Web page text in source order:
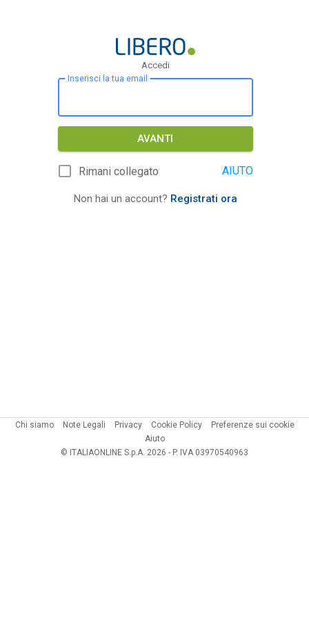
Accedi
Inserisci la tua email
AVANTI
Rimani collegato AIUTO
Non hai un account? Registrati ora
Chi siamo Note Legali Privacy Cookie Policy
Preferenze sui cookie
Aiuto
© ITALIAONLINE S.p.A. 2026 - P. IVA 03970540963